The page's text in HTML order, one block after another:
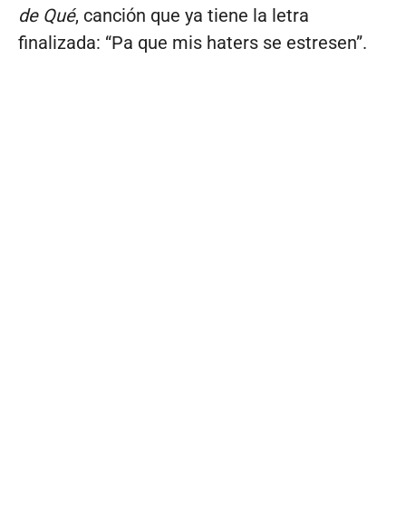
de Qué, canción que ya tiene la letra
finalizada: “Pa que mis haters se estresen”.